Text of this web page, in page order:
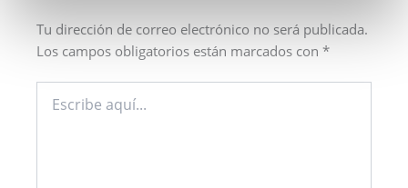
Tu dirección de correo electrónico no será publicada.
Los campos obligatorios están marcados con *
aquí...